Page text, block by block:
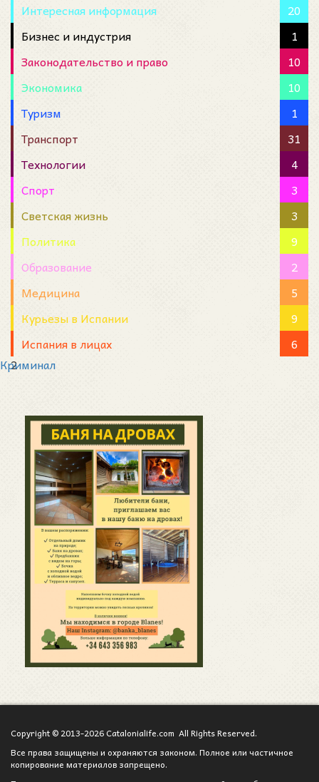
Интересная информация
20
Бизнес и индустрия
1
Законодательство и право
10
Экономика
10
Туризм
1
Транспорт
31
Технологии
4
Спорт
3
Светская жизнь
3
Политика
9
Образование
2
Медицина
5
Курьезы в Испании
9
Испания в лицах
6
Криминал
2
Copyright © 2013-2026 Catalonialife.com All Rights Reserved.
Все права защищены и охраняются законом. Полное или частичное
копирование материалов запрещено.